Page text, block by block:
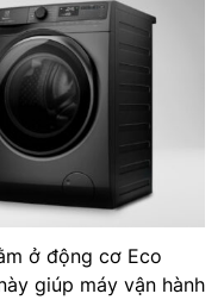
ở động cơ Eco
giúp máy vận hành